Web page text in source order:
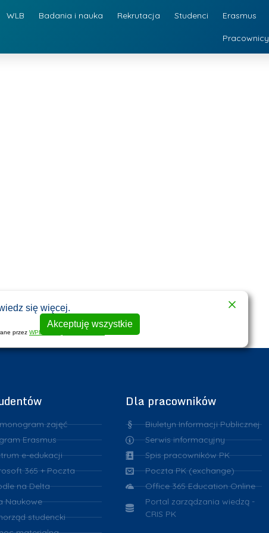
WLB Badania i nauka Rekrutacja Studenci Erasmus
Pracownicy
zajęć
Erasmus
e-edukacji
365 + Poczta
na Delta
Naukowe
studencki
Dla pracowników
Biuletyn Informacji Publicznej
Serwis informacyjny
Spis pracowników PK
Poczta PK (exchange)
Office 365 Education Online
Portal zarządzania wiedzą -
CRIS PK
się więcej.
Akceptuję wszystkie
przez WPLP Compliance Platform